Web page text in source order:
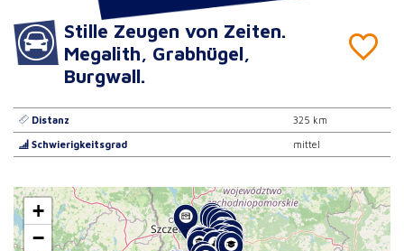
Stille Zeugen von Zeiten.
Megalith, Grabhügel,
Burgwall.
Distanz 325 km
Schwierigkeitsgrad mittel
+
−